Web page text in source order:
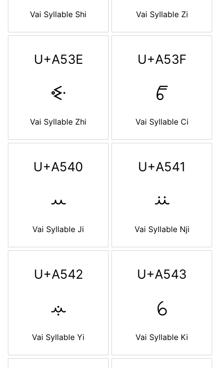
Vai Syllable Shi Vai Syllable Zi
U+A53E
ꔾ
Vai Syllable Zhi
U+A53F
ꔿ
Vai Syllable Ci
U+A540
ꕀ
Vai Syllable Ji
U+A541
ꕁ
Vai Syllable Nji
U+A542
ꕂ
Vai Syllable Yi
U+A543
ꕃ
Vai Syllable Ki